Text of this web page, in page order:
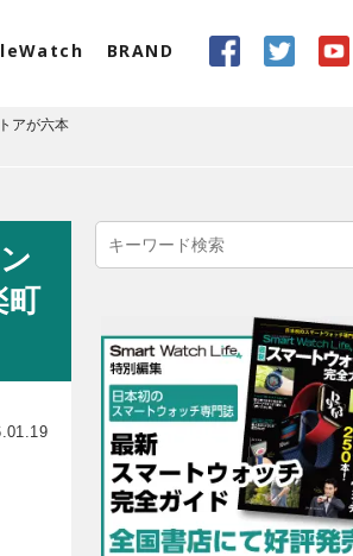
BRAND
アが六本
町